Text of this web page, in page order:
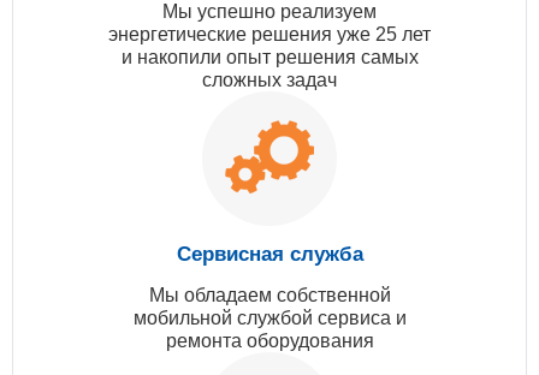
Мы успешно реализуем
энергетические решения уже 25 лет
и накопили опыт решения самых
сложных задач
Сервисная служба
Мы обладаем собственной
мобильной службой сервиса и
ремонта оборудования